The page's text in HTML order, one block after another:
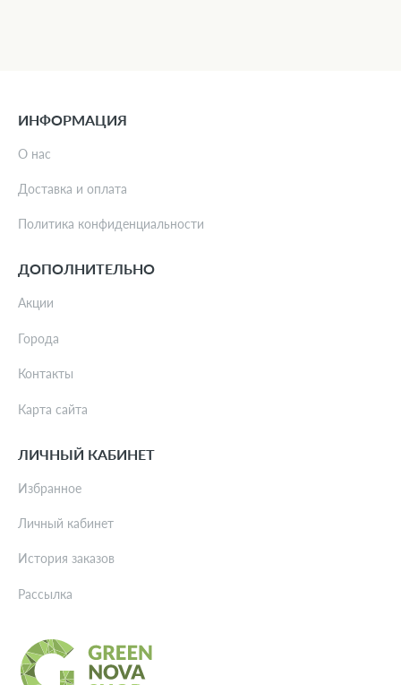
ИНФОРМАЦИЯ
О нас
Доставка и оплата
Политика конфиденциальности
ДОПОЛНИТЕЛЬНО
Акции
Города
Контакты
Карта сайта
ЛИЧНЫЙ КАБИНЕТ
Избранное
Личный кабинет
История заказов
Рассылка